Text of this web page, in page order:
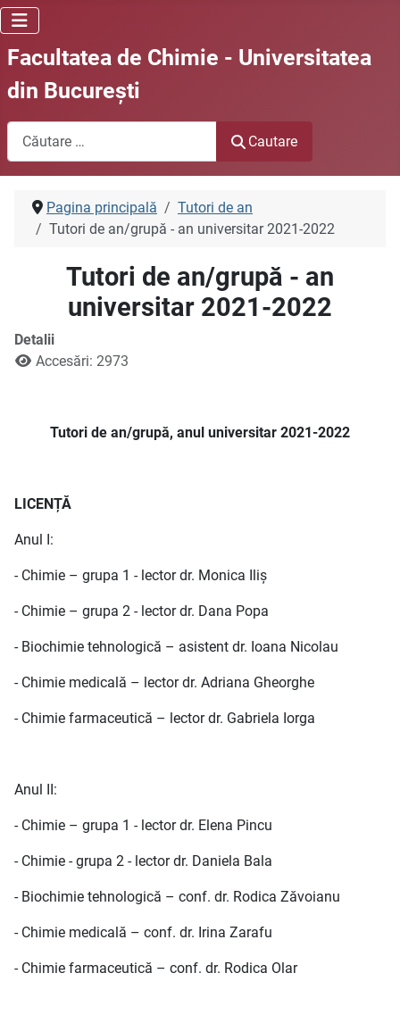
Facultatea de Chimie - Universitatea
din Bucureşti
Cautare
Cautare
Pagina principală
Tutori de an
Tutori de an/grupă - an universitar 2021-2022
Tutori de an/grupă - an
universitar 2021-2022
Detalii
Accesări: 2973
Tutori de an/grupă, anul universitar 2021-2022
LICENȚĂ
Anul I:
- Chimie – grupa 1 - lector dr. Monica Iliș
- Chimie – grupa 2 - lector dr. Dana Popa
- Biochimie tehnologică – asistent dr. Ioana Nicolau
- Chimie medicală – lector dr. Adriana Gheorghe
- Chimie farmaceutică – lector dr. Gabriela Iorga
Anul II:
- Chimie – grupa 1 - lector dr. Elena Pincu
- Chimie - grupa 2 - lector dr. Daniela Bala
- Biochimie tehnologică – conf. dr. Rodica Zăvoianu
- Chimie medicală – conf. dr. Irina Zarafu
- Chimie farmaceutică – conf. dr. Rodica Olar